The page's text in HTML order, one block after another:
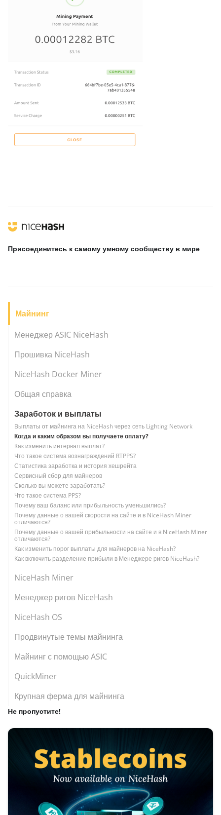
Присоединитесь к самому умному сообществу в мире
Майнинг
Менеджер ASIC NiceHash
Прошивка NiceHash
NiceHash Docker Miner
Общая справка
Заработок и выплаты
Выплаты от майнинга на NiceHash через сеть Lighting Network
Когда и каким образом вы получаете оплату?
Как изменить интервал выплат?
Что такое система вознаграждений RTPPS?
Статистика заработка и история хешрейта
Сервисный сбор для майнеров
Сколько вы можете заработать?
Что такое система PPS?
Почему ваш баланс или прибыльность уменьшились?
Почему данные о вашей скорости на сайте и в NiceHash Miner
отличаются?
Почему данные о вашей прибыльности на сайте и в NiceHash Miner
отличаются?
Как изменить порог выплаты для майнеров на NiceHash?
Как включить разделение прибыли в Менеджере ригов NiceHash?
NiceHash Miner
Менеджер ригов NiceHash
NiceHash OS
Продвинутые темы майнинга
Майнинг с помощью ASIC
QuickMiner
Крупная ферма для майнинга
Не пропустите!